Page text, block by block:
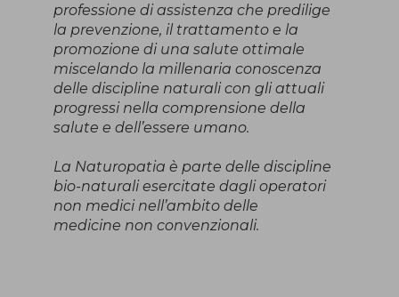
professione di assistenza che predilige
la prevenzione, il trattamento e la
promozione di una salute ottimale
miscelando la millenaria conoscenza
delle discipline naturali con gli attuali
progressi nella comprensione della
salute e dell’essere umano.
La Naturopatia è parte delle discipline
bio-naturali esercitate dagli operatori
non medici nell’ambito delle
medicine non convenzionali.